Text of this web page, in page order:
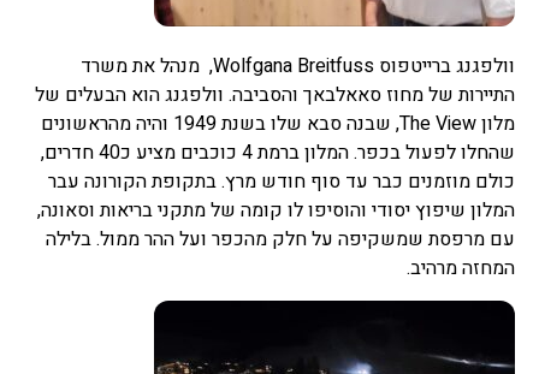
וולפגנג ברייטפוס Wolfgana Breitfuss, מנהל את משרד
התיירות של מחוז סאאלבאך והסביבה. וולפגנג הוא הבעלים של
מלון The View, שבנה סבא שלו בשנת 1949 והיה מהראשונים
שהחלו לפעול בכפר. המלון ברמת 4 כוכבים מציע כ40 חדרים,
כולם מוזמנים כבר עד סוף חודש מרץ. בתקופת הקורונה עבר
המלון שיפוץ יסודי והוסיפו לו קומה של מתקני בריאות וסאונה,
עם מרפסת שמשקיפה על חלק מהכפר ועל ההר ממול. בלילה
המחזה מרהיב.